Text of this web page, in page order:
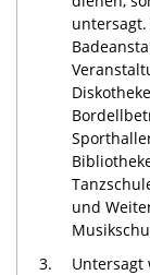
und
3.
Untersagt